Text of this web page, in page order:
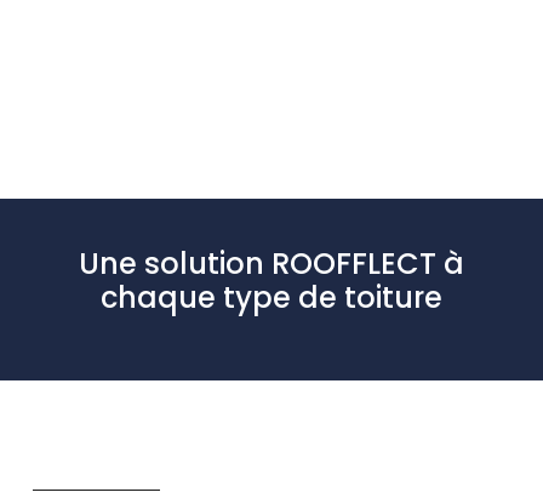
Une solution ROOFFLECT à
chaque type de toiture